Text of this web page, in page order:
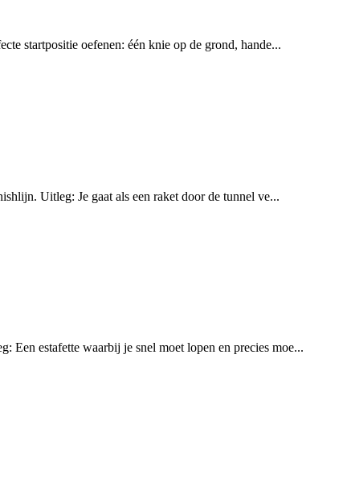
startpositie oefenen: één knie op de grond, hande...
Uitleg: Je gaat als een raket door de tunnel ve...
Een estafette waarbij je snel moet lopen en precies moe...